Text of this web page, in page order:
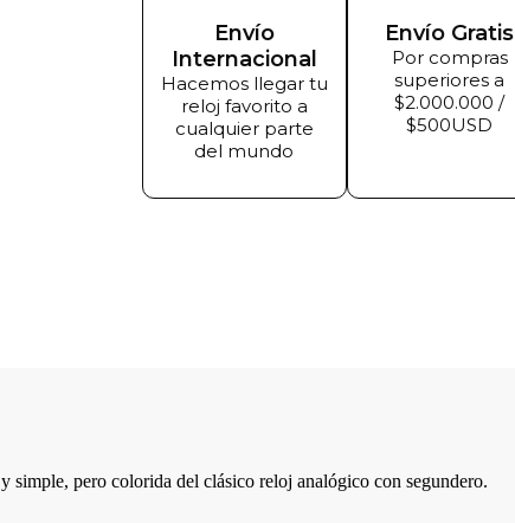
Envío
Internacional
Hacemos llegar tu
reloj favorito a
cualquier parte
del mundo
Envío Gratis
Por compras
superiores a
$2.000.000 /
$500USD
pero colorida del clásico reloj analógico con segundero.